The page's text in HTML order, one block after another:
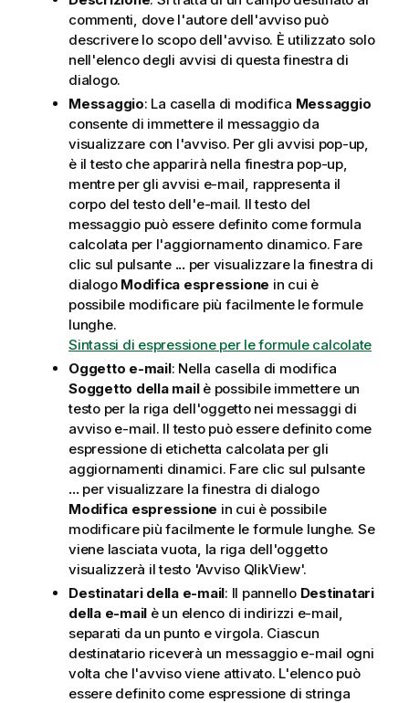
commenti, dove l'autore dell'avviso può
descrivere lo scopo dell'avviso. È utilizzato solo
nell'elenco degli avvisi di questa finestra di
dialogo.
Messaggio: La casella di modifica Messaggio
consente di immettere il messaggio da
visualizzare con l'avviso. Per gli avvisi pop-up,
è il testo che apparirà nella finestra pop-up,
mentre per gli avvisi e-mail, rappresenta il
corpo del testo dell'e-mail. Il testo del
messaggio può essere definito come formula
calcolata per l'aggiornamento dinamico. Fare
clic sul pulsante ...per visualizzare la finestra di
dialogo Modifica espressione in cui è
possibile modificare più facilmente le formule
lunghe.
Sintassi di espressione per le formule calcolate
Oggetto e-mail: Nella casella di modifica
Soggetto della mail è possibile immettere un
testo per la riga dell'oggetto nei messaggi di
avviso e-mail. Il testo può essere definito come
espressione di etichetta calcolata per gli
aggiornamenti dinamici. Fare clic sul pulsante
...per visualizzare la finestra di dialogo
Modifica espressione in cui è possibile
modificare più facilmente le formule lunghe. Se
viene lasciata vuota, la riga dell'oggetto
visualizzerà il testo 'Avviso QlikView'.
Destinatari della e-mail: Il pannello Destinatari
della e-mail è un elenco di indirizzi e-mail,
separati da un punto e virgola. Ciascun
destinatario riceverà un messaggio e-mail ogni
volta che l'avviso viene attivato. L'elenco può
essere definito come espressione di stringa